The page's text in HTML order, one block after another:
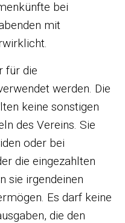
bei
mit
für die
werden. Die
keine sonstigen
des Vereins. Sie
oder bei
die eingezahlten
sie irgendeinen
Es darf keine
die den